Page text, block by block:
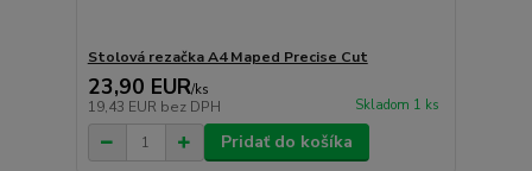
Stolová rezačka A4 Maped Precise Cut
23,90 EUR/ks
19,43 EUR bez DPH Skladom 1 ks
Pridať do košíka